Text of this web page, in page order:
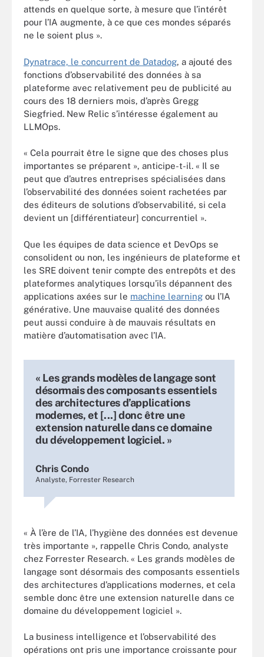
attends en quelque sorte, à mesure que l’intérêt
pour l’IA augmente, à ce que ces mondes séparés
ne le soient plus ».
Dynatrace, le concurrent de Datadog, a ajouté des
fonctions d’observabilité des données à sa
plateforme avec relativement peu de publicité au
cours des 18 derniers mois, d’après Gregg
Siegfried. New Relic s’intéresse également au
LLMOps.
« Cela pourrait être le signe que des choses plus
importantes se préparent », anticipe-t-il. « Il se
peut que d’autres entreprises spécialisées dans
l’observabilité des données soient rachetées par
des éditeurs de solutions d’observabilité, si cela
devient un [différentiateur] concurrentiel ».
Que les équipes de data science et DevOps se
consolident ou non, les ingénieurs de plateforme et
les SRE doivent tenir compte des entrepôts et des
plateformes analytiques lorsqu’ils dépannent des
applications axées sur le machine learning ou l’IA
générative. Une mauvaise qualité des données
peut aussi conduire à de mauvais résultats en
matière d’automatisation avec l’IA.
« Les grands modèles de langage sont
désormais des composants essentiels
des architectures d’applications
modernes, et [...] donc être une
extension naturelle dans ce domaine
du développement logiciel. »
Chris Condo
Analyste, Forrester Research
« À l’ère de l’IA, l’hygiène des données est devenue
très importante », rappelle Chris Condo, analyste
chez Forrester Research. « Les grands modèles de
langage sont désormais des composants essentiels
des architectures d’applications modernes, et cela
semble donc être une extension naturelle dans ce
domaine du développement logiciel ».
La business intelligence et l’observabilité des
opérations ont pris une importance croissante pour